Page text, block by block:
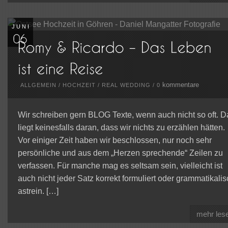
JUNI
ALLGEMEIN / HOCHZEIT / REAL WEDDING / 0 kommentare
Wir schreiben gern BLOG Texte, wenn auch nicht so oft.
liegt keinesfalls daran, dass wir nichts zu erzählen hätten.
Vor einiger Zeit haben wir beschlossen, nur noch sehr
persönliche und aus dem „Herzen sprechende“ Zeilen zu
verfassen. Für manche mag es seltsam sein, vielleicht ist
auch nicht jeder Satz korrekt formuliert oder
astrein. […]
mehr